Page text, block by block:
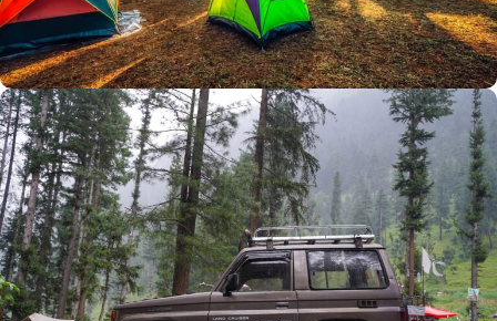
Büyük Yaz İndirimi
0
Günler
00
Hr
00
Min
00
SSK
Alışverişe Başla